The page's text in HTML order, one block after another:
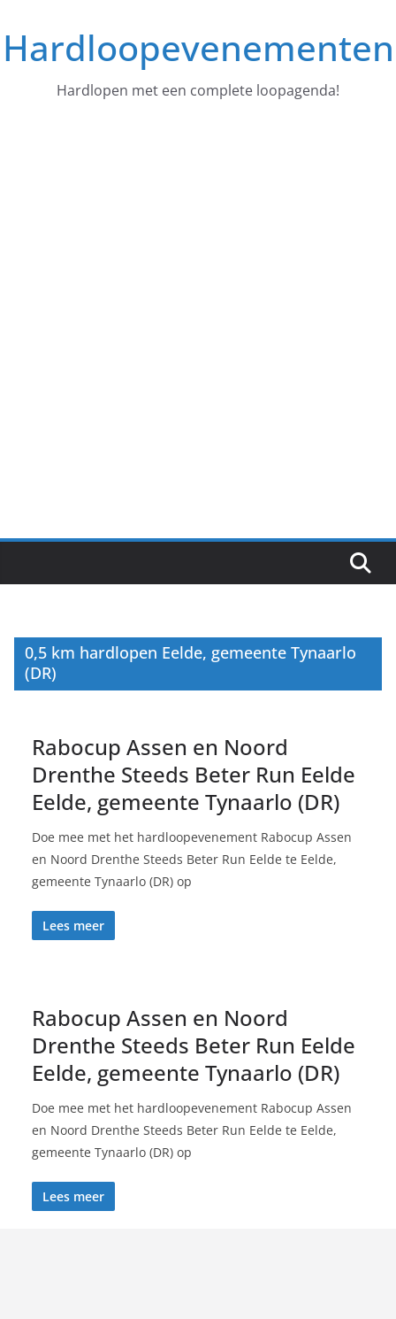
naar
deHardloopevenementen
Hardlopen met een complete loopagenda!
0,5 km hardlopen Eelde, gemeente Tynaarlo
(DR)
Rabocup Assen en Noord
Drenthe Steeds Beter Run Eelde
Eelde, gemeente Tynaarlo (DR)
Doe mee met het hardloopevenement Rabocup Assen
en Noord Drenthe Steeds Beter Run Eelde te Eelde,
gemeente Tynaarlo (DR) op
Lees meer
Rabocup Assen en Noord
Drenthe Steeds Beter Run Eelde
Eelde, gemeente Tynaarlo (DR)
Doe mee met het hardloopevenement Rabocup Assen
en Noord Drenthe Steeds Beter Run Eelde te Eelde,
gemeente Tynaarlo (DR) op
Lees meer